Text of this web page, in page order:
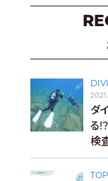
ダ
る
検